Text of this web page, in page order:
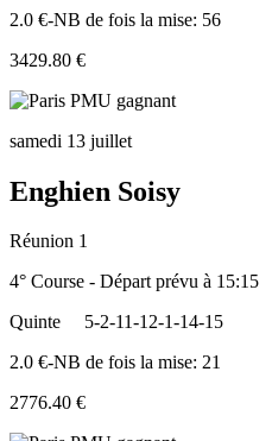
2.0 €-NB de fois la mise: 56
3429.80 €
samedi 13 juillet
Enghien Soisy
Réunion 1
4° Course - Départ prévu à 15:15
Quinte
5-2-11-12-1-14-15
2.0 €-NB de fois la mise: 21
2776.40 €